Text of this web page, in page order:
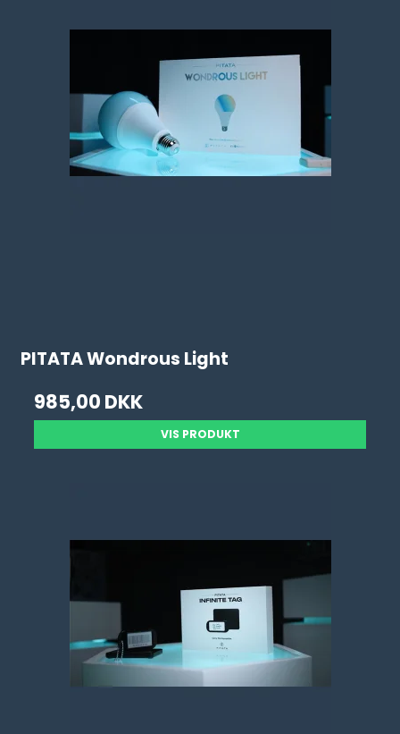
PITATA Wondrous Light
985,00 DKK
VIS PRODUKT